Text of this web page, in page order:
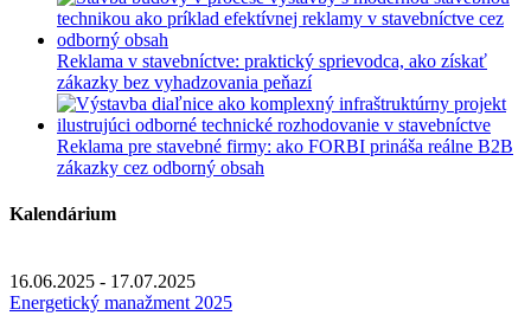
Reklama v stavebníctve: praktický sprievodca, ako získať
zákazky bez vyhadzovania peňazí
Reklama pre stavebné firmy: ako FORBI prináša reálne B2B
zákazky cez odborný obsah
Kalendárium
16.06.2025 - 17.07.2025
Energetický manažment 2025